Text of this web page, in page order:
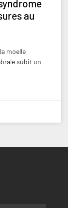
au
moelle
subit un